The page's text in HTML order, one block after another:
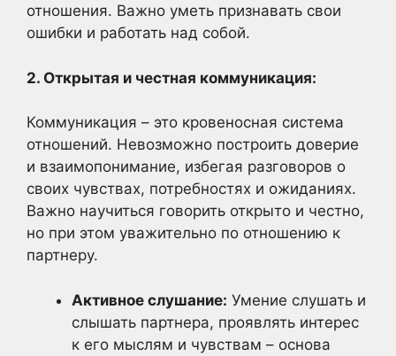
отношения. Важно уметь признавать свои
ошибки и работать над собой.
2. Открытая и честная коммуникация:
Коммуникация – это кровеносная система
отношений. Невозможно построить доверие
и взаимопонимание, избегая разговоров о
своих чувствах, потребностях и ожиданиях.
Важно научиться говорить открыто и честно,
но при этом уважительно по отношению к
партнеру.
Активное слушание: Умение слушать и
слышать партнера, проявлять интерес
к его мыслям и чувствам – основа